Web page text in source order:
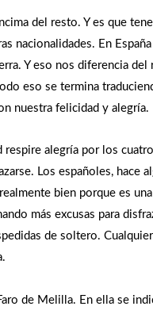
del resto. Y es que
nacionalidades. En
Y eso nos diferencia
eso se termina
nuestra felicidad y alegría.
respire alegría por los
Los españoles, hace
bien porque es
más excusas para
de soltero.
de Melilla. En ella se